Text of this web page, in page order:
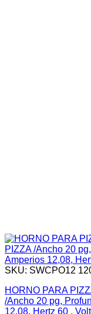
SKU: SWCPO12
HORNO PARA
/Ancho 20 pg,
12,08, Hertz 60 ,